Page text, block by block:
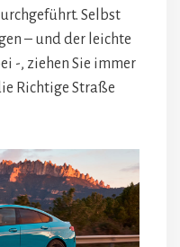
Selbst
– und der leichte
-, ziehen Sie immer
Richtige Straße